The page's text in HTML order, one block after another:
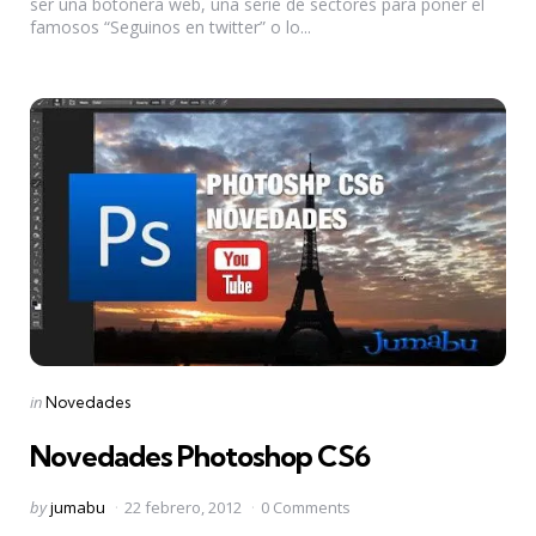
famosos “Seguinos en twitter” o lo...
Categories
Posted
inNovedades
Novedades Photoshop CS6
Posted
byjumabu 22 febrero, 2012 0 Comments